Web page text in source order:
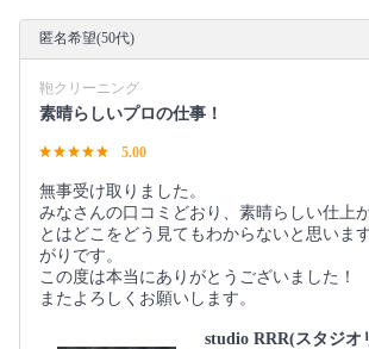
匿名希望(50代)
鞄クリーニング
素晴らしいプロの仕事！
5.00
無事受け取りました。
みなさんの口コミどおり、素晴らしい仕上
とはどこをどう見てもわからないと思いま
がりです。
この度は本当にありがとうございました！
またよろしくお願いします。
studio RRR(スタジオ